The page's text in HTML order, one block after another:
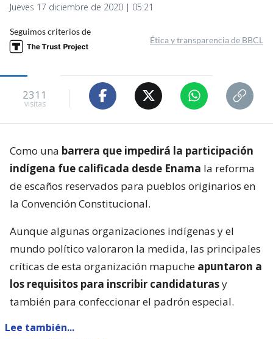
Jueves 17 diciembre de 2020 | 05:21
Seguimos criterios de
Ética y transparencia de BBCL
2311
visitas
Como una barrera que impedirá la participación
indígena fue calificada desde Enama la reforma
de escaños reservados para pueblos originarios en
la Convención Constitucional.
Aunque algunas organizaciones indígenas y el
mundo político valoraron la medida, las principales
críticas de esta organización mapuche apuntaron a
los requisitos para inscribir candidaturasy
también para confeccionar el padrón especial.
Lee también...